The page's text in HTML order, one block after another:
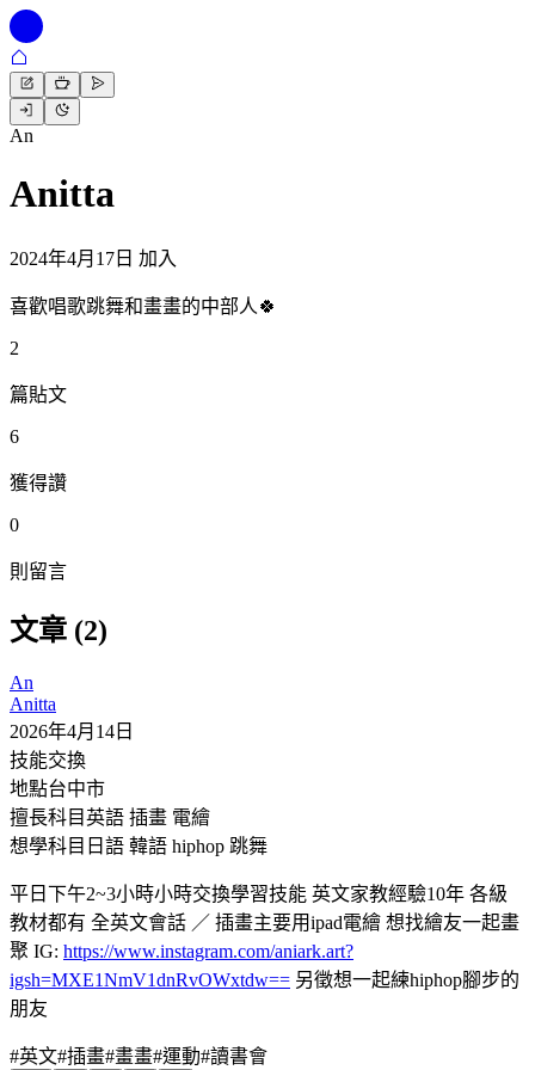
An
Anitta
2024年4月17日 加入
喜歡唱歌跳舞和畫畫的中部人🍀
2
篇貼文
6
獲得讚
0
則留言
文章 (2)
An
Anitta
2026年4月14日
技能交換
地點台中市
擅長科目英語 插畫 電繪
想學科目 日語 韓語 hiphop 跳舞
平日下午2~3小時小時交換學習技能 英文家教經驗10年 各級
教材都有 全英文會話 ／ 插畫主要用ipad電繪 想找繪友一起畫
聚 IG: https://www.instagram.com/aniark.art?
igsh=MXE1NmV1dnRvOWxtdw== 另徵想一起練hiphop腳步的
朋友
#英文#插畫#畫畫#運動#讀書會